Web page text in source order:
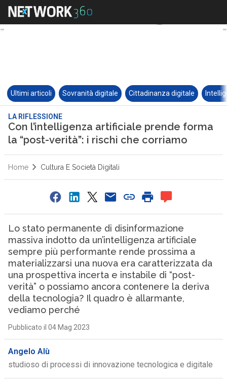
Ultimi articoli Sovranità digitale Cittadinanza digitale
LA RIFLESSIONE
Con l’intelligenza artificiale prende forma
la “post-verità”: i rischi che corriamo
Home Cultura E Società Digitali
Lo stato permanente di disinformazione
massiva indotto da un’intelligenza artificiale
sempre più performante rende prossima a
materializzarsi una nuova era caratterizzata da
una prospettiva incerta e instabile di “post-
verità” o possiamo ancora contenere la deriva
della tecnologia? Il quadro è allarmante,
vediamo perché
Pubblicato il 04 Mag 2023
Angelo Alù
studioso di processi di innovazione tecnologica e digitale